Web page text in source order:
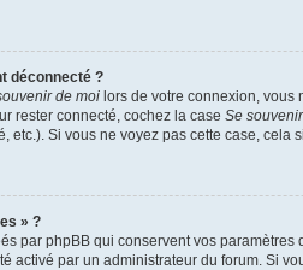
déconnecté ?
de moi lors de votre connexion, vous
rester connecté, cochez la case Se
etc.). Si vous ne voyez pas cette case, cela
» ?
par phpBB qui conservent vos
activé par un administrateur du forum. Si